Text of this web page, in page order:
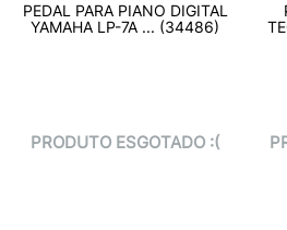
PEDAL PARA PIANO DIGITAL
YAMAHA LP-7A ... (34486)
PRODUTO ESGOTADO :(